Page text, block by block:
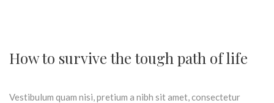
How to survive the tough path of life
Vestibulum quam nisi, pretium a nibh sit amet, consectetur